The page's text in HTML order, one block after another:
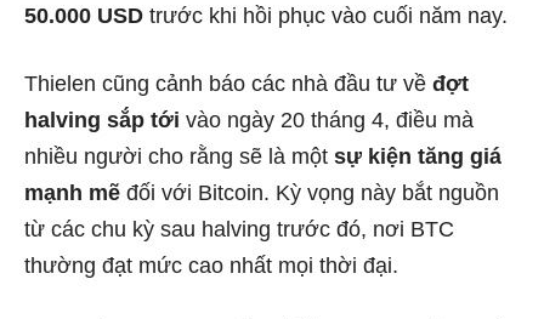
50.000 USD trước khi hồi phục vào cuối năm nay.
Thielen cũng cảnh báo các nhà đầu tư về đợt
halving sắp tới vào ngày 20 tháng 4, điều mà
nhiều người cho rằng sẽ là một sự kiện tăng giá
mạnh mẽ đối với Bitcoin. Kỳ vọng này bắt nguồn
từ các chu kỳ sau halving trước đó, nơi BTC
thường đạt mức cao nhất mọi thời đại.